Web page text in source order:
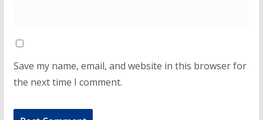
Save my name, email, and website in this browser for
the next time I comment.